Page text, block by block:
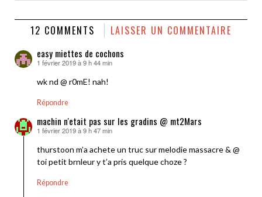
12 COMMENTS LAISSER UN COMMENTAIRE
easy miettes de cochons
dit :
1 février 2019 à 9 h 44 min
wk nd @ r0mE! nah!
Répondre
machin n'etait pas sur les gradins @ mt2Mars
dit :
1 février 2019 à 9 h 47 min
thurstoon m’a achete un truc sur melodie massacre & @
toi petit brnleur y t’a pris quelque choze ?
Répondre